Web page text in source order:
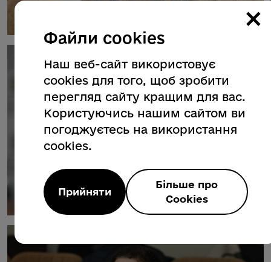
×
Файли cookies
Наш веб-сайт використовує
cookies для того, щоб зробити
перегляд сайту кращим для вас.
Користуючись нашим сайтом ви
погоджуєтесь на використання
cookies.
Прийняти
Більше про
Cookies